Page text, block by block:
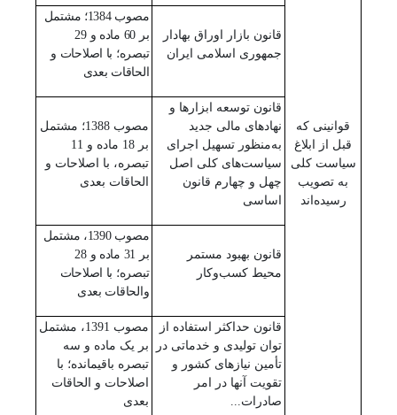
قوانینی که
قبل از ابلاغ
سیاست کلی
به تصویب
رسیده‌اند
قانون بازار اوراق بهادار
جمهوری اسلامی ایران
مصوب 1384؛ مشتمل
بر 60 ماده و 29
تبصره؛ با اصلاحات و
الحاقات بعدی
قانون توسعه ابزارها و
نهادهای مالی جدید
به‌منظور تسهیل اجرای
سیاست‌های کلی اصل
چهل و چهارم قانون
اساسی
مصوب 1388؛ مشتمل
بر 18 ماده و 11
تبصره، با اصلاحات و
الحاقات بعدی
قانون بهبود مستمر
محیط کسب‌وکار
مصوب 1390، مشتمل
بر 31 ماده و 28
تبصره؛ با اصلاحات
والحاقات بعدی
قانون حداکثر استفاده از
توان تولیدی و خدماتی در
تأمین نیازهای کشور و
تقویت آنها در امر
صادرات...
مصوب 1391، مشتمل
بر یک ماده و سه
تبصره باقیمانده؛ با
اصلاحات و الحاقات
بعدی